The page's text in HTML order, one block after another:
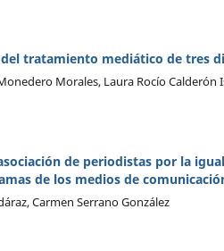
tratamiento mediático de tres
Morales, Laura Rocío Calderón
de periodistas por la
de los medios de
Carmen Serrano González